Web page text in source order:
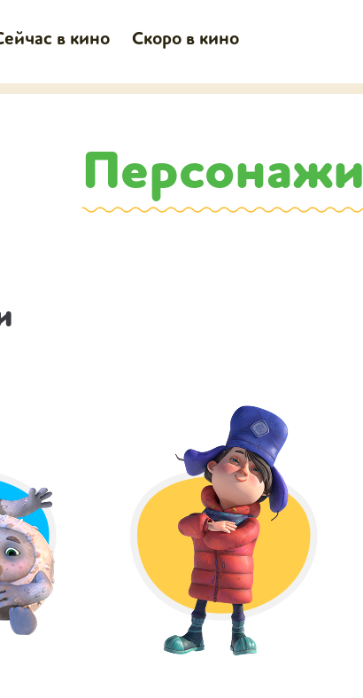
в кино Скоро в кино
Персонажи